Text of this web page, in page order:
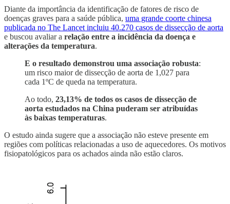
Diante da importância da identificação de fatores de risco de
doenças graves para a saúde pública, uma grande coorte chinesa
publicada no The Lancet incluiu 40.270 casos de dissecção de aorta
e buscou avaliar a relação entre a incidência da doença e
alterações da temperatura.
E o resultado demonstrou uma associação robusta:
um risco maior de dissecção de aorta de 1,027 para
cada 1ºC de queda na temperatura.
Ao todo, 23,13% de todos os casos de dissecção de
aorta estudados na China puderam ser atribuídas
às baixas temperaturas.
O estudo ainda sugere que a associação não esteve presente em
regiões com políticas relacionadas a uso de aquecedores. Os motivos
fisiopatológicos para os achados ainda não estão claros.